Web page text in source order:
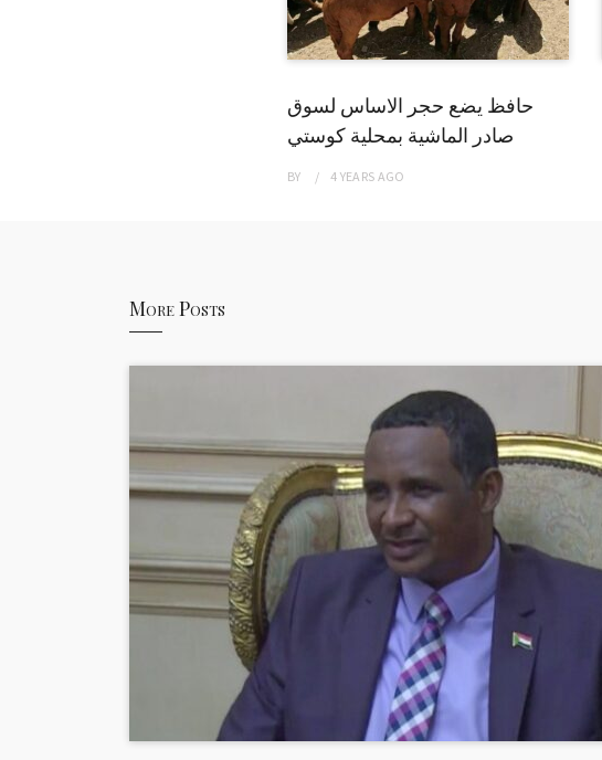
حافظ يضع حجر الاساس لسوق
صادر الماشية بمحلية كوستي
BY 4 YEARS AGO
More Posts